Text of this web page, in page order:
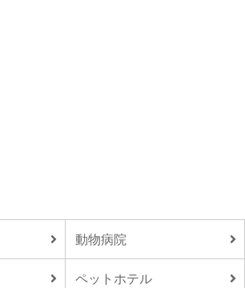
動物病院
ペットホテル